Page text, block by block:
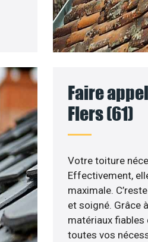
Faire
Flers (61)
Votre toiture
Effectivement,
maximale.
et soigné. Grâce
matériaux fiables
toutes vos